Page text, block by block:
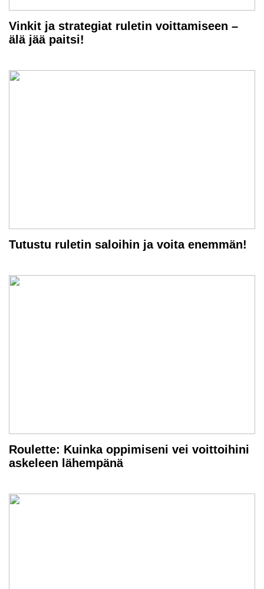
Vinkit ja strategiat ruletin voittamiseen –
älä jää paitsi!
Tutustu ruletin saloihin ja voita enemmän!
Roulette: Kuinka oppimiseni vei voittoihini
askeleen lähempänä